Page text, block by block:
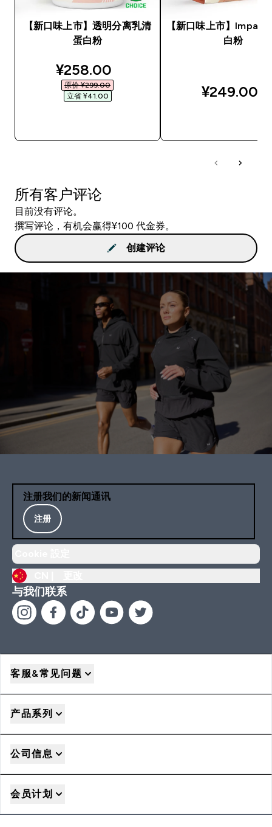
【新口味上市】透明分离乳清
蛋白粉
discounted price
¥258.00‎
原价 ¥299.00‎
立省 ¥41.00‎
【新口味上市】Impact
白粉
¥249.00‎
所有客户评论
目前没有评论。
撰写评论，有机会赢得¥100 代金券。
创建评论
注册我们的新闻通讯
注册
与我们联系
客服&常见问题
产品系列
公司信息
会员计划